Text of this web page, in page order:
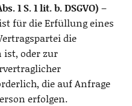
1 S. 1 lit. b. DSGVO) –
für die Erfüllung eines
die
ist, oder zur
die auf Anfrage
erfolgen.